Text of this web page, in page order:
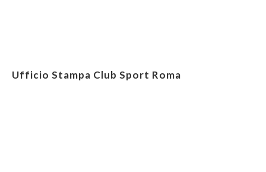
Ufficio Stampa Club Sport Roma